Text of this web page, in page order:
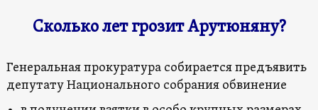
Сколько лет грозит Арутюняну?
Генеральная прокуратура собирается предъявить
депутату Национального собрания обвинение